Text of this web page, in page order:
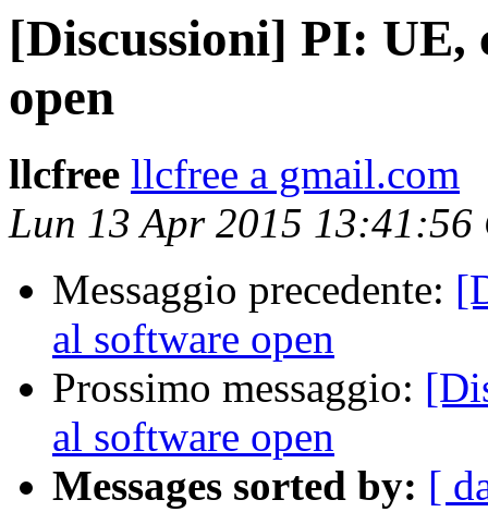
[Discussioni] PI: UE,
open
llcfree llcfree a gmail.com
Lun 13 Apr 2015 13:41:56
Messaggio precedente:
al software open
Prossimo messaggio:
al software open
Messages sorted by: [